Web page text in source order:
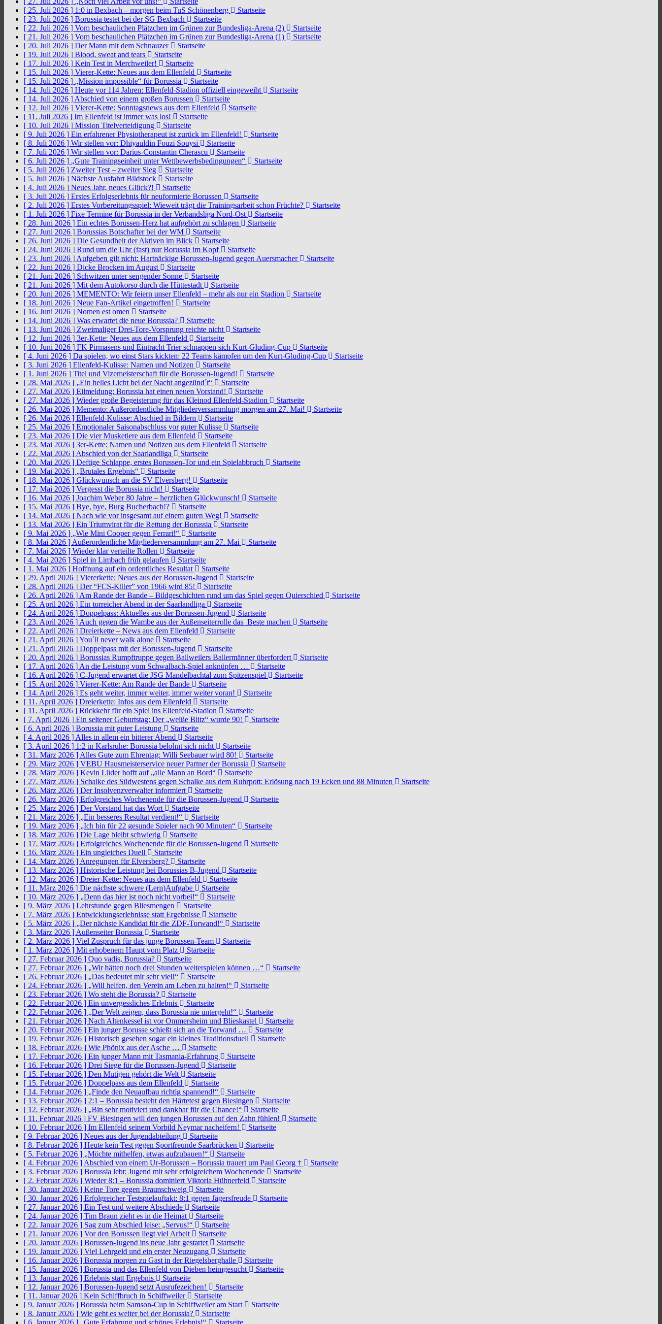
[ 25. Juli 2026 ] 1:0 in Bexbach – morgen beim TuS Schönenberg
Startseite
[ 23. Juli 2026 ] Borussia testet bei der SG Bexbach
Startseite
[ 22. Juli 2026 ] Vom beschaulichen Plätzchen im Grünen zur Bundesliga-Arena (2)
Startseite
[ 21. Juli 2026 ] Vom beschaulichen Plätzchen im Grünen zur Bundesliga-Arena (1)
Startseite
[ 20. Juli 2026 ] Der Mann mit dem Schnauzer
Startseite
[ 19. Juli 2026 ] Blood, sweat and tears
Startseite
[ 17. Juli 2026 ] Kein Test in Merchweiler!
Startseite
[ 15. Juli 2026 ] Vierer-Kette: Neues aus dem Ellenfeld
Startseite
[ 15. Juli 2026 ] „Mission impossible“ für Borussia
Startseite
[ 14. Juli 2026 ] Heute vor 114 Jahren: Ellenfeld-Stadion offiziell eingeweiht
Startseite
[ 14. Juli 2026 ] Abschied von einem großen Borussen
Startseite
[ 12. Juli 2026 ] Vierer-Kette: Sonntagsnews aus dem Ellenfeld
Startseite
[ 11. Juli 2026 ] Im Ellenfeld ist immer was los!
Startseite
[ 10. Juli 2026 ] Mission Titelverteidigung
Startseite
[ 9. Juli 2026 ] Ein erfahrener Physiotherapeut ist zurück im Ellenfeld!
Startseite
[ 8. Juli 2026 ] Wir stellen vor: Dhiyauldin Fouzi Souysi
Startseite
[ 7. Juli 2026 ] Wir stellen vor: Darius-Constantin Cherascu
Startseite
[ 6. Juli 2026 ] „Gute Trainingseinheit unter Wettbewerbsbedingungen“
Startseite
[ 5. Juli 2026 ] Zweiter Test – zweiter Sieg
Startseite
[ 5. Juli 2026 ] Nächste Ausfahrt Bildstock
Startseite
[ 4. Juli 2026 ] Neues Jahr, neues Glück?!
Startseite
[ 3. Juli 2026 ] Erstes Erfolgserlebnis für neuformierte Borussen
Startseite
[ 2. Juli 2026 ] Erstes Vorbereitungsspiel: Wieweit trägt die Trainingsarbeit schon Früchte?
Startseite
[ 1. Juli 2026 ] Fixe Termine für Borussia in der Verbandsliga Nord-Ost
Startseite
[ 28. Juni 2026 ] Ein echtes Borussen-Herz hat aufgehört zu schlagen
Startseite
[ 27. Juni 2026 ] Borussias Botschafter bei der WM
Startseite
[ 26. Juni 2026 ] Die Gesundheit der Aktiven im Blick
Startseite
[ 24. Juni 2026 ] Rund um die Uhr (fast) nur Borussia im Kopf
Startseite
[ 23. Juni 2026 ] Aufgeben gilt nicht: Hartnäckige Borussen-Jugend gegen Auersmacher
Startseite
[ 22. Juni 2026 ] Dicke Brocken im August
Startseite
[ 21. Juni 2026 ] Schwitzen unter sengender Sonne
Startseite
[ 21. Juni 2026 ] Mit dem Autokorso durch die Hüttestadt
Startseite
[ 20. Juni 2026 ] MEMENTO: Wir feiern unser Ellenfeld – mehr als nur ein Stadion
Startseite
[ 18. Juni 2026 ] Neue Fan-Artikel eingetroffen!
Startseite
[ 16. Juni 2026 ] Nomen est omen
Startseite
[ 14. Juni 2026 ] Was erwartet die neue Borussia?
Startseite
[ 13. Juni 2026 ] Zweimaliger Drei-Tore-Vorsprung reichte nicht
Startseite
[ 12. Juni 2026 ] 3er-Kette: Neues aus dem Ellenfeld
Startseite
[ 10. Juni 2026 ] FK Pirmasens und Eintracht Trier schnappen sich Kurt-Gluding-Cup
Startseite
[ 4. Juni 2026 ] Da spielen, wo einst Stars kickten: 22 Teams kämpfen um den Kurt-Gluding-Cup
Startseite
[ 3. Juni 2026 ] Ellenfeld-Kulisse: Namen und Notizen
Startseite
[ 1. Juni 2026 ] Titel und Vizemeisterschaft für die Borussen-Jugend!
Startseite
[ 28. Mai 2026 ] „Ein helles Licht bei der Nacht angezünd´t“
Startseite
[ 27. Mai 2026 ] Eilmeldung: Borussia hat einen neuen Vorstand!
Startseite
[ 27. Mai 2026 ] Wieder große Begeisterung für das Kleinod Ellenfeld-Stadion
Startseite
[ 26. Mai 2026 ] Memento: Außerordentliche Mitgliederversammlung morgen am 27. Mai!
Startseite
[ 26. Mai 2026 ] Ellenfeld-Kulisse: Abschied in Bildern
Startseite
[ 25. Mai 2026 ] Emotionaler Saisonabschluss vor guter Kulisse
Startseite
[ 23. Mai 2026 ] Die vier Musketiere aus dem Ellenfeld
Startseite
[ 23. Mai 2026 ] 3er-Kette: Namen und Notizen aus dem Ellenfeld
Startseite
[ 22. Mai 2026 ] Abschied von der Saarlandliga
Startseite
[ 20. Mai 2026 ] Deftige Schlappe, erstes Borussen-Tor und ein Spielabbruch
Startseite
[ 19. Mai 2026 ] „Brutales Ergebnis“
Startseite
[ 18. Mai 2026 ] Glückwunsch an die SV Elversberg!
Startseite
[ 17. Mai 2026 ] Vergesst die Borussia nicht!
Startseite
[ 16. Mai 2026 ] Joachim Weber 80 Jahre – herzlichen Glückwunsch!
Startseite
[ 15. Mai 2026 ] Bye, bye, Burg Bucherbach!?
Startseite
[ 14. Mai 2026 ] Nach wie vor insgesamt auf einem guten Weg!
Startseite
[ 13. Mai 2026 ] Ein Triumvirat für die Rettung der Borussia
Startseite
[ 9. Mai 2026 ] „Wie Mini Cooper gegen Ferrari!“
Startseite
[ 8. Mai 2026 ] Außerordentliche Mitgliederversammlung am 27. Mai
Startseite
[ 7. Mai 2026 ] Wieder klar verteilte Rollen
Startseite
[ 4. Mai 2026 ] Spiel in Limbach früh gelaufen
Startseite
[ 1. Mai 2026 ] Hoffnung auf ein ordentliches Resultat
Startseite
[ 29. April 2026 ] Viererkette: Neues aus der Borussen-Jugend
Startseite
[ 28. April 2026 ] Der “FCS-Killer” von 1966 wird 85!
Startseite
[ 26. April 2026 ] Am Rande der Bande – Bildgeschichten rund um das Spiel gegen Quierschied
Startseite
[ 25. April 2026 ] Ein torreicher Abend in der Saarlandliga
Startseite
[ 24. April 2026 ] Doppelpass: Aktuelles aus der Borussen-Jugend
Startseite
[ 23. April 2026 ] Auch gegen die Wambe aus der Außenseiterrolle das Beste machen
Startseite
[ 22. April 2026 ] Dreierkette – News aus dem Ellenfeld
Startseite
[ 21. April 2026 ]You´ll never walk alone
Startseite
[ 21. April 2026 ] Doppelpass mit der Borussen-Jugend
Startseite
[ 20. April 2026 ] Borussias Rumpftruppe gegen Ballweilers Ballermänner überfordert
Startseite
[ 17. April 2026 ] An die Leistung vom Schwalbach-Spiel anknüpfen …
Startseite
[ 16. April 2026 ] C-Jugend erwartet die JSG Mandelbachtal zum Spitzenspiel
Startseite
[ 15. April 2026 ] Vierer-Kette: Am Rande der Bande
Startseite
[ 14. April 2026 ] Es geht weiter, immer weiter, immer weiter voran!
Startseite
[ 11. April 2026 ] Dreierkette: Infos aus dem Ellenfeld
Startseite
[ 11. April 2026 ] Rückkehr für ein Spiel ins Ellenfeld-Stadion
Startseite
[ 7. April 2026 ] Ein seltener Geburtstag: Der „weiße Blitz“ wurde 90!
Startseite
[ 6. April 2026 ] Borussia mit guter Leistung
Startseite
[ 4. April 2026 ] Alles in allem ein bitterer Abend
Startseite
[ 3. April 2026 ] 1:2 in Karlsruhe: Borussia belohnt sich nicht
Startseite
[ 31. März 2026 ] Alles Gute zum Ehrentag: Willi Seebauer wird 80!
Startseite
[ 29. März 2026 ] VEBU Hausmeisterservice neuer Partner der Borussia
Startseite
[ 28. März 2026 ] Kevin Lüder hofft auf „alle Mann an Bord“
Startseite
[ 27. März 2026 ] Schalke des Südwestens gegen Schalke aus dem Ruhrpott: Erlösung nach 19 Ecken und 88 Minuten
Startseite
[ 26. März 2026 ] Der Insolvenzverwalter informiert
Startseite
[ 26. März 2026 ] Erfolgreiches Wochenende für die Borussen-Jugend
Startseite
[ 25. März 2026 ] Der Vorstand hat das Wort
Startseite
[ 21. März 2026 ] „Ein besseres Resultat verdient!“
Startseite
[ 19. März 2026 ] „Ich bin für 22 gesunde Spieler nach 90 Minuten“
Startseite
[ 18. März 2026 ] Die Lage bleibt schwierig
Startseite
[ 17. März 2026 ] Erfolgreiches Wochenende für die Borussen-Jugend
Startseite
[ 16. März 2026 ] Ein ungleiches Duell
Startseite
[ 14. März 2026 ] Anregungen für Elversberg?
Startseite
[ 13. März 2026 ] Historische Leistung bei Borussias B-Jugend
Startseite
[ 12. März 2026 ] Dreier-Kette: Neues aus dem Ellenfeld
Startseite
[ 11. März 2026 ] Die nächste schwere (Lern)Aufgabe
Startseite
[ 10. März 2026 ] „Denn das hier ist noch nicht vorbei!“
Startseite
[ 9. März 2026 ] Lehrstunde gegen Bliesmengen
Startseite
[ 7. März 2026 ] Entwicklungserlebnisse statt Ergebnisse
Startseite
[ 5. März 2026 ] „Der nächste Kandidat für die ZDF-Torwand!“
Startseite
[ 3. März 2026 ] Außenseiter Borussia
Startseite
[ 2. März 2026 ] Viel Zuspruch für das junge Borussen-Team
Startseite
[ 1. März 2026 ] Mit erhobenem Haupt vom Platz
Startseite
[ 27. Februar 2026 ] Quo vadis, Borussia?
Startseite
[ 27. Februar 2026 ] „Wir hätten noch drei Stunden weiterspielen können …“
Startseite
[ 26. Februar 2026 ] „Das bedeutet mir sehr viel!“
Startseite
[ 24. Februar 2026 ] „Will helfen, den Verein am Leben zu halten!“
Startseite
[ 23. Februar 2026 ] Wo steht die Borussia?
Startseite
[ 22. Februar 2026 ] Ein unvergessliches Erlebnis
Startseite
[ 22. Februar 2026 ] „Der Welt zeigen, dass Borussia nie untergeht!“
Startseite
[ 21. Februar 2026 ] Nach Altenkessel ist vor Ommersheim und Blieskastel
Startseite
[ 20. Februar 2026 ] Ein junger Borusse schießt sich an die Torwand …
Startseite
[ 19. Februar 2026 ] Historisch gesehen sogar ein kleines Traditionsduell
Startseite
[ 18. Februar 2026 ] Wie Phönix aus der Asche …
Startseite
[ 17. Februar 2026 ] Ein junger Mann mit Tasmania-Erfahrung
Startseite
[ 16. Februar 2026 ] Drei Siege für die Borussen-Jugend
Startseite
[ 15. Februar 2026 ] Den Mutigen gehört die Welt
Startseite
[ 15. Februar 2026 ] Doppelpass aus dem Ellenfeld
Startseite
[ 14. Februar 2026 ] „Finde den Neuaufbau richtig spannend!“
Startseite
[ 13. Februar 2026 ] 2:1 – Borussia besteht den Härtetest gegen Biesingen
Startseite
[ 12. Februar 2026 ] „Bin sehr motiviert und dankbar für die Chance!“
Startseite
[ 11. Februar 2026 ] FV Biesingen will den jungen Borussen auf den Zahn fühlen!
Startseite
[ 10. Februar 2026 ] Im Ellenfeld seinem Vorbild Neymar nacheifern!
Startseite
[ 9. Februar 2026 ] Neues aus der Jugendabteilung
Startseite
[ 8. Februar 2026 ] Heute kein Test gegen Sportfreunde Saarbrücken
Startseite
[ 5. Februar 2026 ] „Möchte mithelfen, etwas aufzubauen!“
Startseite
[ 4. Februar 2026 ] Abschied von einem Ur-Borussen – Borussia trauert um Paul Georg †
Startseite
[ 3. Februar 2026 ] Borussia lebt: Jugend mit sehr erfolgreichem Wochenende
Startseite
[ 2. Februar 2026 ] Wieder 8:1 – Borussia dominiert Viktoria Hühnerfeld
Startseite
[ 30. Januar 2026 ] Keine Tore gegen Braunschweig
Startseite
[ 30. Januar 2026 ] Erfolgreicher Testspielauftakt: 8:1 gegen Jägersfreude
Startseite
[ 27. Januar 2026 ] Ein Test und weitere Abschiede
Startseite
[ 24. Januar 2026 ] Tim Braun zieht es in die Heimat
Startseite
[ 22. Januar 2026 ] Sag zum Abschied leise: „Servus!“
Startseite
[ 21. Januar 2026 ] Vor den Borussen liegt viel Arbeit
Startseite
[ 20. Januar 2026 ] Borussen-Jugend ins neue Jahr gestartet
Startseite
[ 19. Januar 2026 ] Viel Lehrgeld und ein erster Neuzugang
Startseite
[ 16. Januar 2026 ] Borussia morgen zu Gast in der Riegelsberghalle
Startseite
[ 15. Januar 2026 ] Borussia und das Ellenfeld von Dieben heimgesucht
Startseite
[ 13. Januar 2026 ] Erlebnis statt Ergebnis
Startseite
[ 12. Januar 2026 ] Borussen-Jugend setzt Ausrufezeichen!
Startseite
[ 11. Januar 2026 ] Kein Schiffbruch in Schiffweiler
Startseite
[ 9. Januar 2026 ] Borussia beim Samson-Cup in Schiffweiler am Start
Startseite
[ 8. Januar 2026 ] Wie geht es weiter bei der Borussia?
Startseite
[ 6. Januar 2026 ]
„Gute Erfahrung und schönes Erlebnis!“ Startseite